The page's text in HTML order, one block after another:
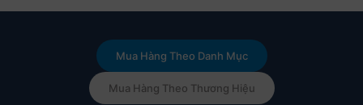
Mua Hàng Theo Danh Mục
Mua Hàng Theo Thương Hiệu